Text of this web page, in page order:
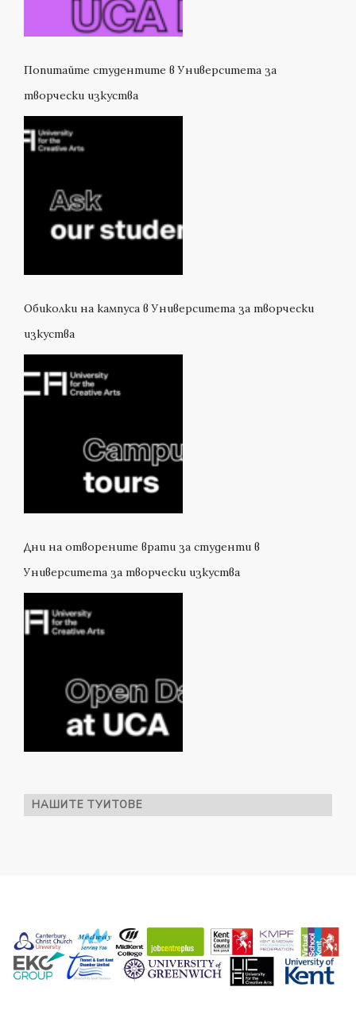
Попитайте студентите в Университета за
творчески изкуства
Обиколки на кампуса в Университета за творчески
изкуства
Дни на отворените врати за студенти в
Университета за творчески изкуства
НАШИТЕ ТУИТОВЕ